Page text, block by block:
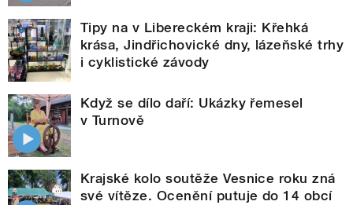
Tipy na v Libereckém kraji: Křehká
krása, Jindřichovické dny, lázeňské trhy
i cyklistické závody
Když se dílo daří: Ukázky řemesel
v Turnově
Krajské kolo soutěže Vesnice roku zná
své vítěze. Ocenění putuje do 14 obcí